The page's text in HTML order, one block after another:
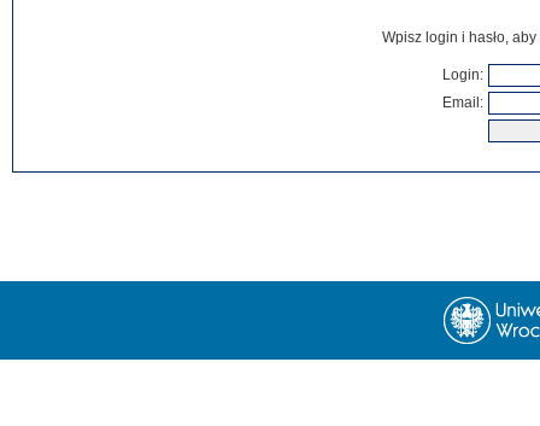
Wpisz login i hasło,
Login:
Email :